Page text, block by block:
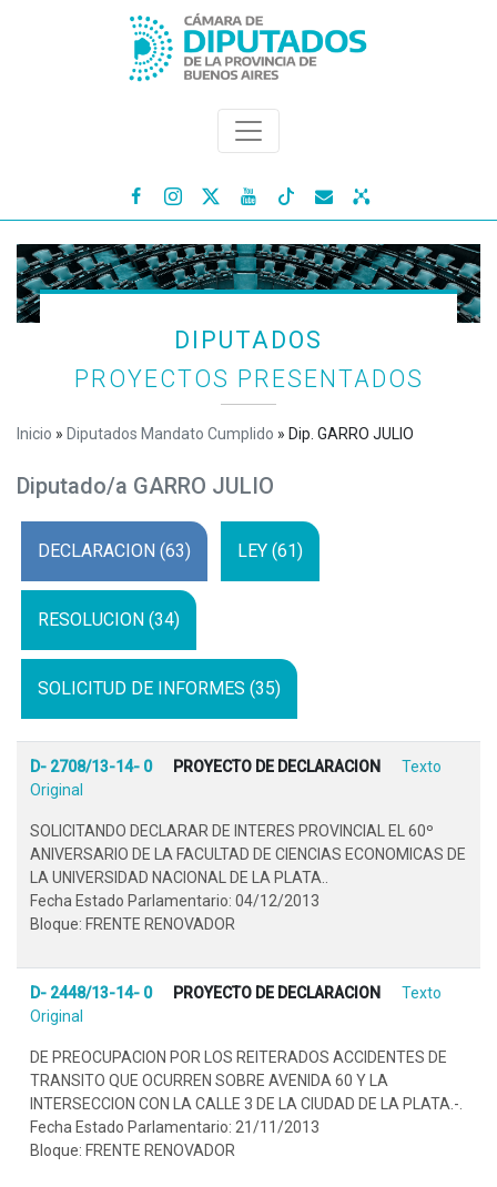
   
DIPUTADOS
PROYECTOS PRESENTADOS
Inicio » Diputados Mandato Cumplido » Dip. GARRO JULIO
Diputado/a GARRO JULIO
DECLARACION (63) LEY (61)
RESOLUCION (34)
SOLICITUD DE INFORMES (35)
D- 2708/13-14- 0 PROYECTO DE DECLARACION
Texto
Original
SOLICITANDO DECLARAR DE INTERES PROVINCIAL EL 60º
ANIVERSARIO DE LA FACULTAD DE CIENCIAS ECONOMICAS DE
LA UNIVERSIDAD NACIONAL DE LA PLATA..
Fecha Estado Parlamentario: 04/12/2013
Bloque: FRENTE RENOVADOR
D- 2448/13-14- 0 PROYECTO DE DECLARACION
Texto
Original
DE PREOCUPACION POR LOS REITERADOS ACCIDENTES DE
TRANSITO QUE OCURREN SOBRE AVENIDA 60 Y LA
INTERSECCION CON LA CALLE 3 DE LA CIUDAD DE LA PLATA.-.
Fecha Estado Parlamentario: 21/11/2013
Bloque: FRENTE RENOVADOR